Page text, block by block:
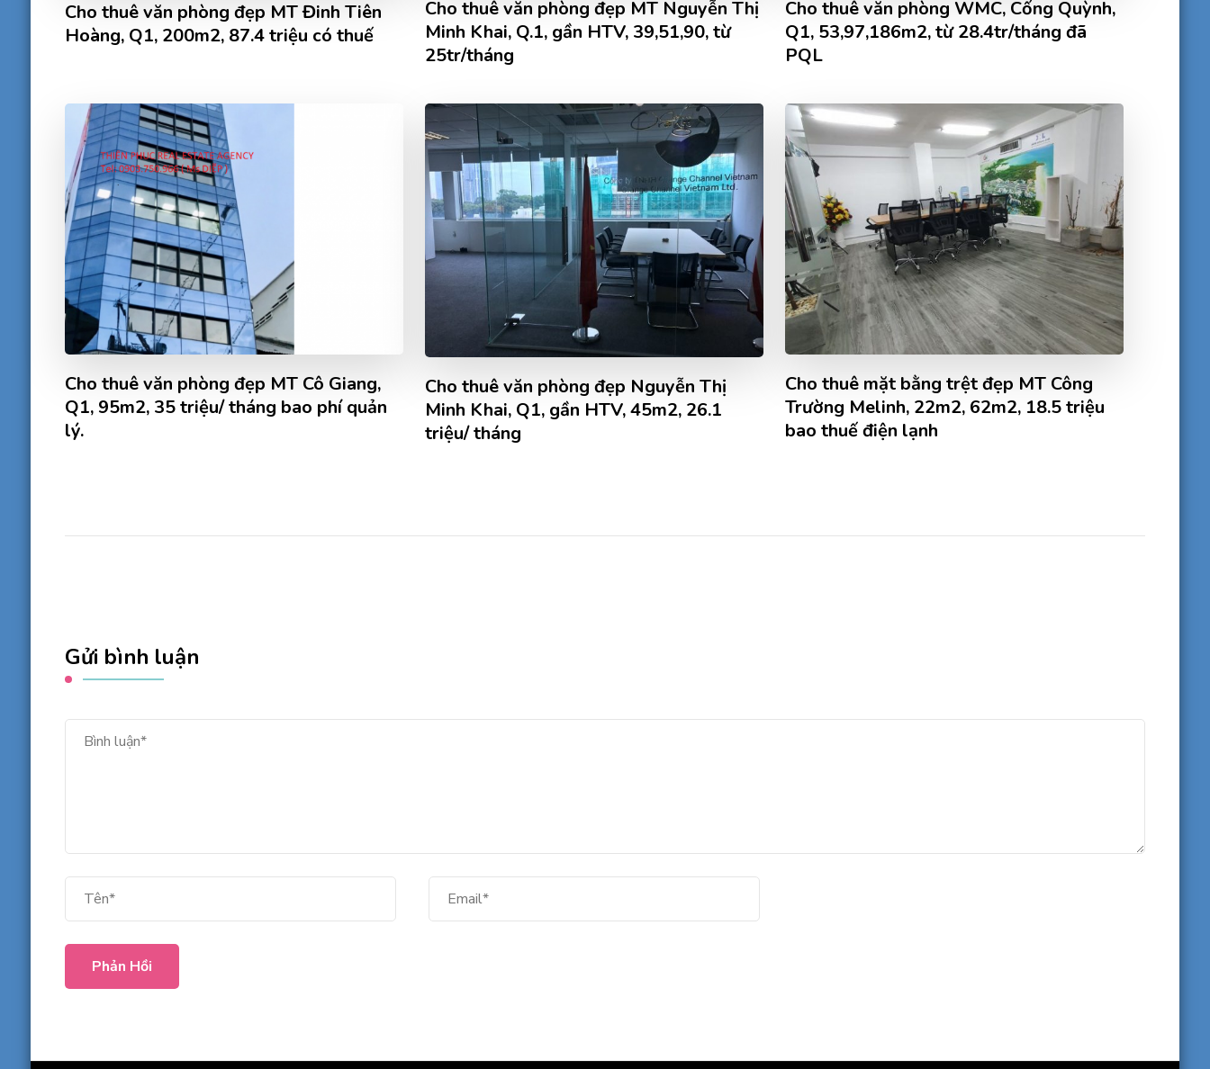
Cho thuê văn phòng đẹp MT Đinh Tiên
Hoàng, Q1, 200m2, 87.4 triệu có thuế
Cho thuê văn phòng đẹp MT Nguyễn Thị
Minh Khai, Q.1, gần HTV, 39,51,90, từ
25tr/tháng
Cho thuê văn phòng WMC, Cống Quỳnh,
Q1, 53,97,186m2, từ 28.4tr/tháng đã
PQL
Cho thuê văn phòng đẹp MT Cô Giang,
Q1, 95m2, 35 triệu/ tháng bao phí quản
lý.
Cho thuê văn phòng đẹp Nguyễn Thị
Minh Khai, Q1, gần HTV, 45m2, 26.1
triệu/ tháng
Cho thuê mặt bằng trệt đẹp MT Công
Trường Melinh, 22m2, 62m2, 18.5 triệu
bao thuế điện lạnh
Gửi bình luận